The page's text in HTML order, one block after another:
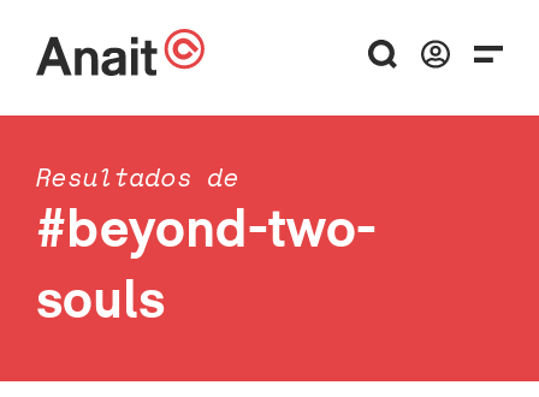
Resultados de
#beyond-two-
souls